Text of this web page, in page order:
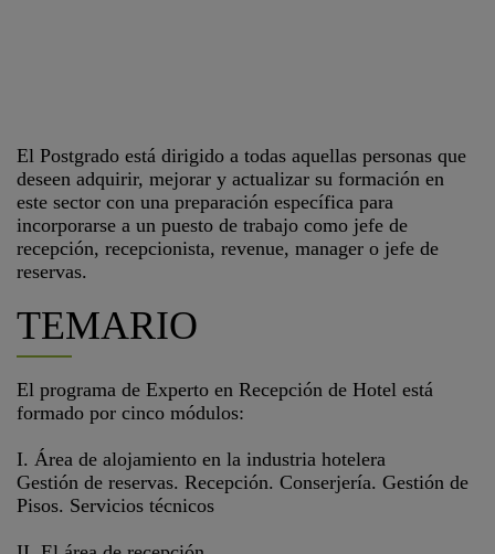
El Postgrado está dirigido a todas aquellas personas que
deseen adquirir, mejorar y actualizar su formación en
este sector con una preparación específica para
incorporarse a un puesto de trabajo como jefe de
recepción, recepcionista, revenue, manager o jefe de
reservas.
TEMARIO
El programa de Experto en Recepción de Hotel está
formado por cinco módulos:
I. Área de alojamiento en la industria hotelera
Gestión de reservas. Recepción. Conserjería. Gestión de
Pisos. Servicios técnicos